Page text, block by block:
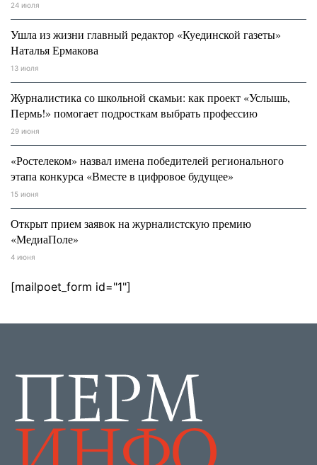
24 июля
Ушла из жизни главный редактор «Куединской газеты»
Наталья Ермакова
13 июля
Журналистика со школьной скамьи: как проект «Услышь,
Пермь!» помогает подросткам выбрать профессию
29 июня
«Ростелеком» назвал имена победителей регионального
этапа конкурса «Вместе в цифровое будущее»
15 июня
Открыт прием заявок на журналистскую премию
«МедиаПоле»
4 июня
[mailpoet_form id="1"]